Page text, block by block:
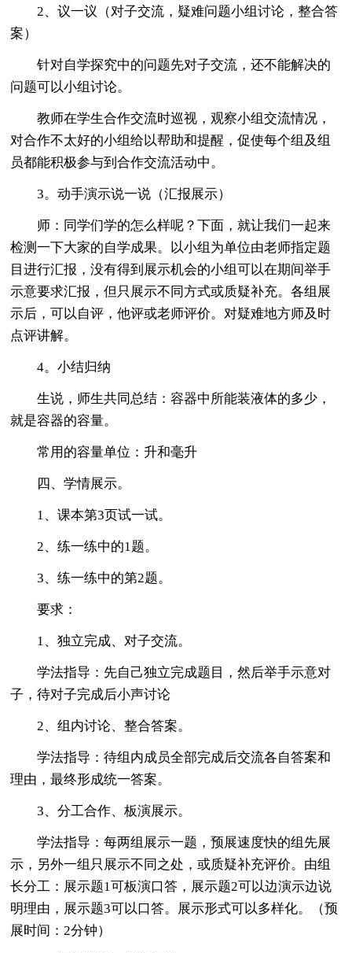
2、议一议（对子交流，疑难问题小组讨论，整合答
案）
针对自学探究中的问题先对子交流，还不能解决的
问题可以小组讨论。
教师在学生合作交流时巡视，观察小组交流情况，
对合作不太好的小组给以帮助和提醒，促使每个组及组
员都能积极参与到合作交流活动中。
3。动手演示说一说（汇报展示）
师：同学们学的怎么样呢？下面，就让我们一起来
检测一下大家的自学成果。以小组为单位由老师指定题
目进行汇报，没有得到展示机会的小组可以在期间举手
示意要求汇报，但只展示不同方式或质疑补充。各组展
示后，可以自评，他评或老师评价。对疑难地方师及时
点评讲解。
4。小结归纳
生说，师生共同总结：容器中所能装液体的多少，
就是容器的容量。
常用的容量单位：升和毫升
四、学情展示。
1、课本第3页试一试。
2、练一练中的1题。
3、练一练中的第2题。
要求：
1、独立完成、对子交流。
学法指导：先自己独立完成题目，然后举手示意对
子，待对子完成后小声讨论
2、组内讨论、整合答案。
学法指导：待组内成员全部完成后交流各自答案和
理由，最终形成统一答案。
3、分工合作、板演展示。
学法指导：每两组展示一题，预展速度快的组先展
示，另外一组只展示不同之处，或质疑补充评价。由组
长分工：展示题1可板演口答，展示题2可以边演示边说
明理由，展示题3可以口答。展示形式可以多样化。（预
展时间：2分钟）